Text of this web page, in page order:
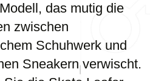
das mutig die
zwischen
Schuhwerk und
Sneakern verwischt.